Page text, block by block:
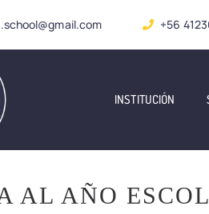
+56
INSTITUCIÓN
AL AÑO